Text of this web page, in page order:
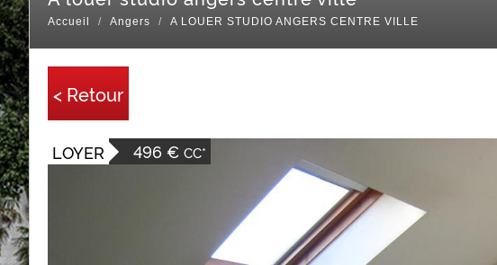
Accueil Angers A LOUER STUDIO ANGERS CENTRE VILLE
< Retour
LOYER 496 € CC*